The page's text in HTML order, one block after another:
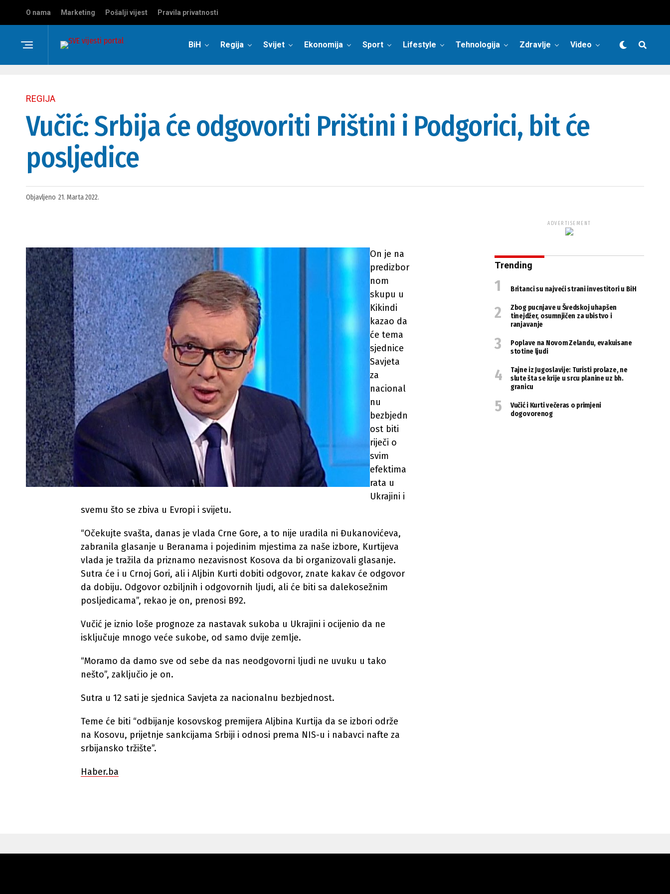
O nama Marketing Pošalji vijest Pravila privatnosti
BiH Regija Svijet Ekonomija Sport Lifestyle Tehnologija Zdravlje Video
REGIJA
Vučić: Srbija će odgovoriti Prištini i Podgorici, bit će
posljedice
Objavljeno 21. Marta 2022.
On je na
predizbor
nom
skupu u
Kikindi
kazao da
će tema
sjednice
Savjeta
za
nacional
nu
bezbjedn
ost biti
riječi o
svim
efektima
rata u
Ukrajini i
svemu što se zbiva u Evropi i svijetu.
“Očekujte svašta, danas je vlada Crne Gore, a to nije uradila ni Đukanovićeva,
zabranila glasanje u Beranama i pojedinim mjestima za naše izbore, Kurtijeva
vlada je tražila da priznamo nezavisnost Kosova da bi organizovali glasanje.
Sutra će i u Crnoj Gori, ali i Aljbin Kurti dobiti odgovor, znate kakav će odgovor
da dobiju. Odgovor ozbiljnih i odgovornih ljudi, ali će biti sa dalekosežnim
posljedicama”, rekao je on, prenosi B92.
Vučić je iznio loše prognoze za nastavak sukoba u Ukrajini i ocijenio da ne
isključuje mnogo veće sukobe, od samo dvije zemlje.
“Moramo da damo sve od sebe da nas neodgovorni ljudi ne uvuku u tako
nešto”, zaključio je on.
Sutra u 12 sati je sjednica Savjeta za nacionalnu bezbjednost.
Teme će biti “odbijanje kosovskog premijera Aljbina Kurtija da se izbori održe
na Kosovu, prijetnje sankcijama Srbiji i odnosi prema NIS-u i nabavci nafte za
srbijansko tržište”.
Haber.ba
ADVERTISEMENT
Trending
Britanci su najveći strani investitori u BiH
Zbog pucnjave u Švedskoj uhapšen
tinejdžer, osumnjičen za ubistvo i
ranjavanje
Poplave na Novom Zelandu, evakuisane
stotine ljudi
Tajne iz Jugoslavije: Turisti prolaze, ne
slute šta se krije u srcu planine uz bh.
granicu
Vučić i Kurti večeras o primjeni
dogovorenog